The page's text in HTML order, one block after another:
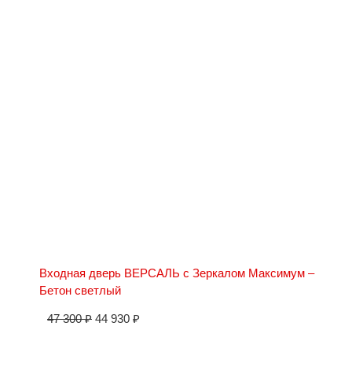
Входная дверь ВЕРСАЛЬ с Зеркалом Максимум –
Бетон светлый
47 300₽ 44 930 ₽